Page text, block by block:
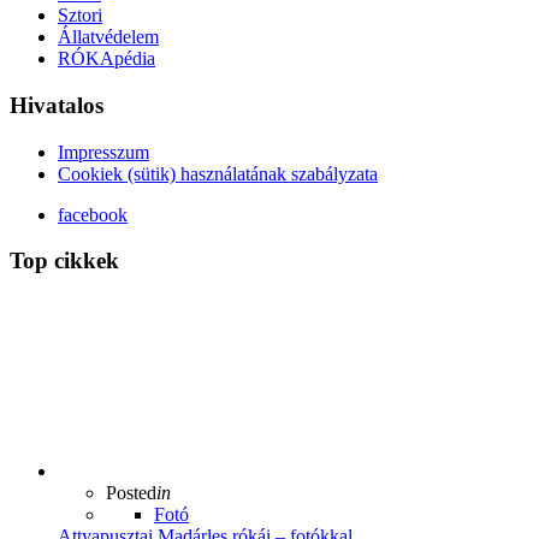
Sztori
Állatvédelem
RÓKApédia
Hivatalos
Impresszum
Cookiek (sütik) használatának szabályzata
facebook
Top cikkek
Postedin
Fotó